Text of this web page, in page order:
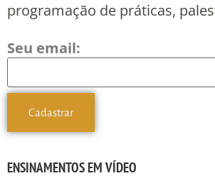
programação de práticas,
Seu email:
ENSINAMENTOS EM VÍDEO